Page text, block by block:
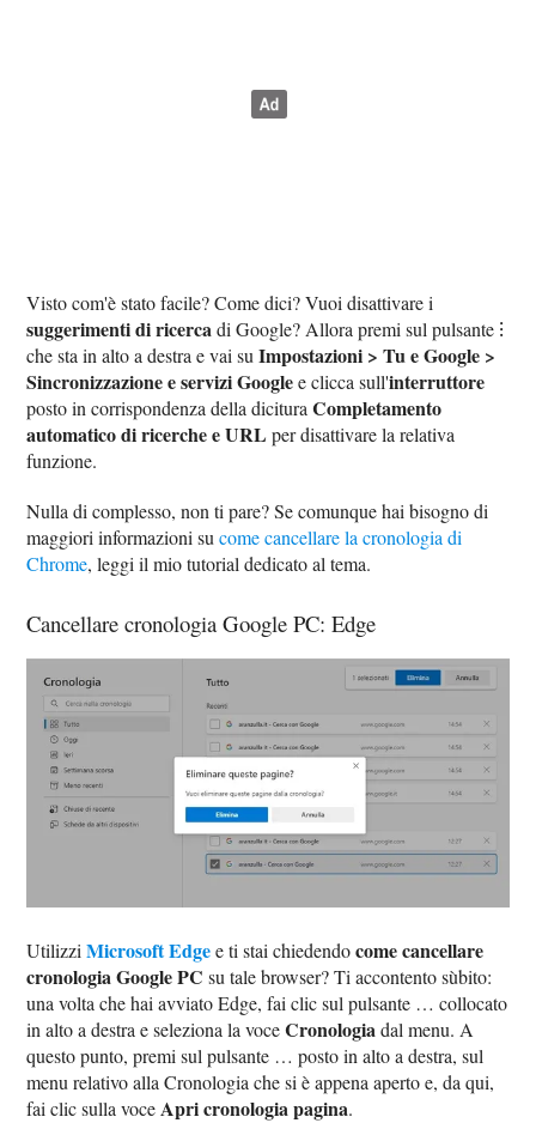
Visto com'è stato facile? Come dici? Vuoi disattivare i
suggerimenti di ricercadi Google? Allora premi sul pulsante ⁝
che sta in alto a destra e vai suImpostazioni > Tu e Google >
Sincronizzazione e servizi Googlee clicca sull'interruttore
posto in corrispondenza della dicituraCompletamento
automatico di ricerche e URL per disattivare la relativa
funzione.
Nulla di complesso, non ti pare? Se comunque hai bisogno di
maggiori informazioni sucome cancellare la cronologia di
Chrome, leggi il mio tutorial dedicato al tema.
Cancellare cronologia Google PC: Edge
UtilizziMicrosoft Edgee ti stai chiedendocome cancellare
cronologia Google PC su tale browser? Ti accontento sùbito:
una volta che hai avviato Edge, fai clic sul pulsante … collocato
in alto a destra e seleziona la voceCronologiadal menu. A
questo punto, premi sul pulsante … posto in alto a destra, sul
menu relativo alla Cronologia che si è appena aperto e, da qui,
fai clic sulla voce Apri cronologia pagina.